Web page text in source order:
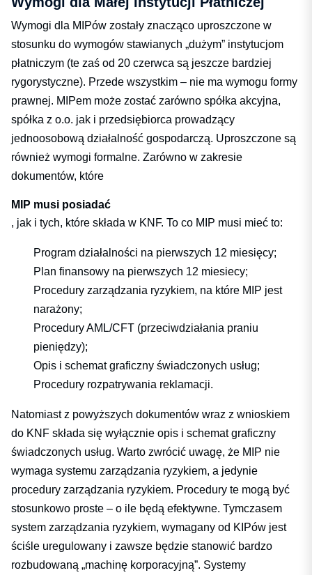
Wymogi dla MIPów zostały znacząco uproszczone w
stosunku do wymogów stawianych „dużym” instytucjom
płatniczym (te zaś od 20 czerwca są jeszcze bardziej
rygorystyczne). Przede wszystkim – nie ma wymogu formy
prawnej. MIPem może zostać zarówno spółka akcyjna,
spółka z o.o. jak i przedsiębiorca prowadzący
jednoosobową działalność gospodarczą. Uproszczone są
również wymogi formalne. Zarówno w zakresie
dokumentów, które
MIP musi posiadać
, jak i tych, które składa w KNF. To co MIP musi mieć to:
Program działalności na pierwszych 12 miesięcy;
Plan finansowy na pierwszych 12 miesiecy;
Procedury zarządzania ryzykiem, na które MIP jest
narażony;
Procedury AML/CFT (przeciwdziałania praniu
pieniędzy);
Opis i schemat graficzny świadczonych usług;
Procedury rozpatrywania reklamacji.
Natomiast z powyższych dokumentów wraz z wnioskiem
do KNF składa się wyłącznie opis i schemat graficzny
świadczonych usług. Warto zwrócić uwagę, że MIP nie
wymaga systemu zarządzania ryzykiem, a jedynie
procedury zarządzania ryzykiem. Procedury te mogą być
stosunkowo proste – o ile będą efektywne. Tymczasem
system zarządzania ryzykiem, wymagany od KIPów jest
ściśle uregulowany i zawsze będzie stanowić bardzo
rozbudowaną „machinę korporacyjną”. Systemy